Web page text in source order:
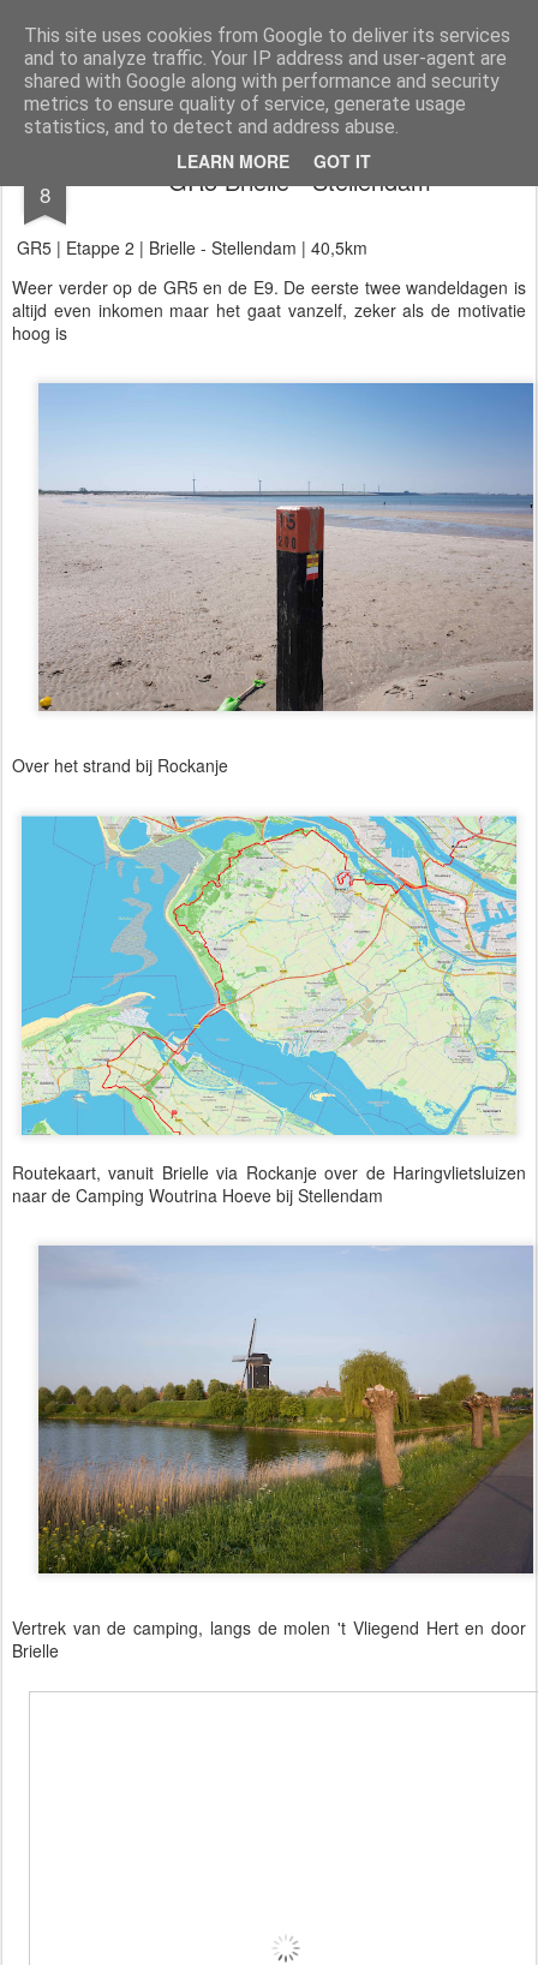
This site uses cookies from Google to deliver its services
and to analyze traffic. Your IP address and user-agent are
shared with Google along with performance and security
metrics to ensure quality of service, generate usage
statistics, and to detect and address abuse.
LEARN MORE GOT IT
Aan de wind een wandelblog
Kaart Dagtochten LAW's Buitenland E2 E9 GR12
8 GR5 Brielle - Stellendam
GR5 | Etappe 2 | Brielle - Stellendam | 40,5km
Weer verder op de GR5 en de E9. De eerste twee wandeldagen is
altijd even inkomen maar het gaat vanzelf, zeker als de motivatie
hoog is
Over het strand bij Rockanje
Routekaart, vanuit Brielle via Rockanje over de Haringvlietsluizen
naar de Camping Woutrina Hoeve bij Stellendam
Vertrek van de camping, langs de molen 't Vliegend Hert en door
Brielle